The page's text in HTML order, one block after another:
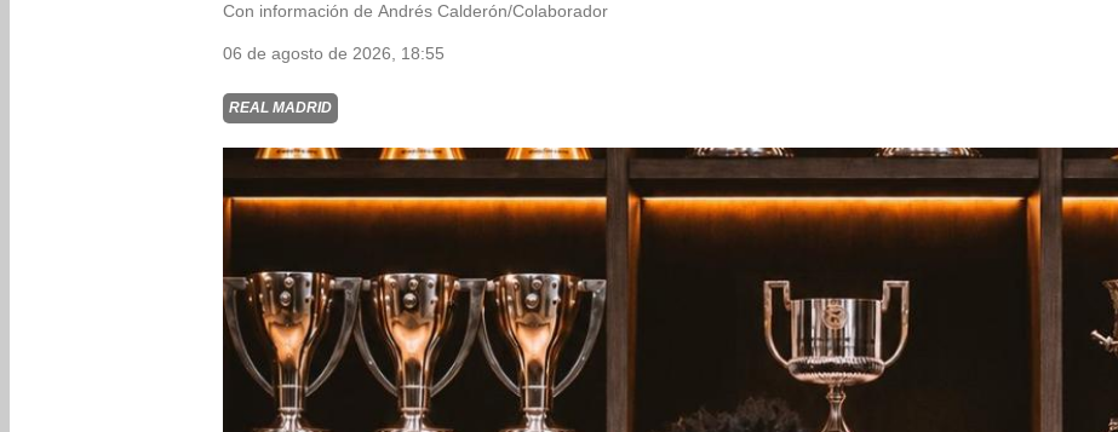
Con información de Andrés Calderón/Colaborador
06 de agosto de 2026, 18:55
REAL MADRID